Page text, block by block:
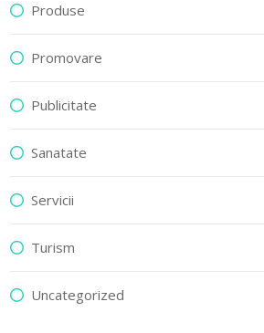
Produse
Promovare
Publicitate
Sanatate
Servicii
Turism
Uncategorized